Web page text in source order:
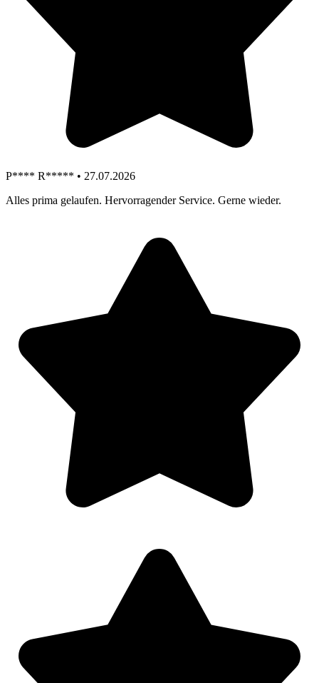
P**** R***** • 27.07.2026
Alles prima gelaufen. Hervorragender Service. Gerne wieder.